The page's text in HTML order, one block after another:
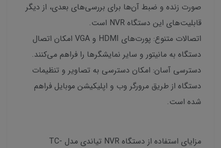
صورت زنده و ضبط آن‌ها برای بررسی‌های بعدی، از دیگر
قابلیت‌های این دستگاه NVR است.
اتصالات متنوع: پورت‌های HDMI و VGA امکان اتصال
دستگاه به مانیتور و سایر نمایشگرها را فراهم می‌کنند.
دسترسی آسان: امکان دسترسی به تصاویر و تنظیمات
دستگاه از طریق مرورگر وب و اپلیکیشن موبایل فراهم
شده است.
مزایای استفاده از دستگاه NVR تیاندی مدل TC-